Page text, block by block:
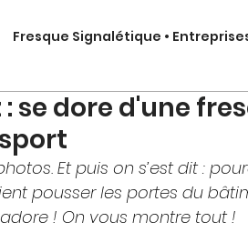
Fresque Signalétique •
• Intérieur Signalétique
• Covering
: se dore d'une
Et puis on s’est dit :
pousser les portes du
! On vous montre tout !